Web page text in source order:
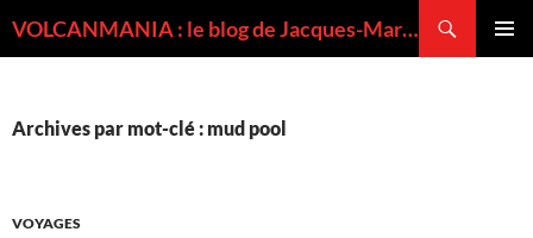
VOLCANMANIA : le blog de Jacques-Marie BARDINTZEFF, volcanologue
Archives par mot-clé : mud pool
VOYAGES